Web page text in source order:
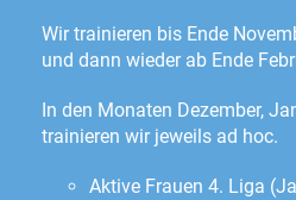
Wir trainieren bis Ende
und dann wieder ab Ende
In den Monaten Dezember,
trainieren wir jeweils ad hoc.
Aktive Frauen 4. Liga